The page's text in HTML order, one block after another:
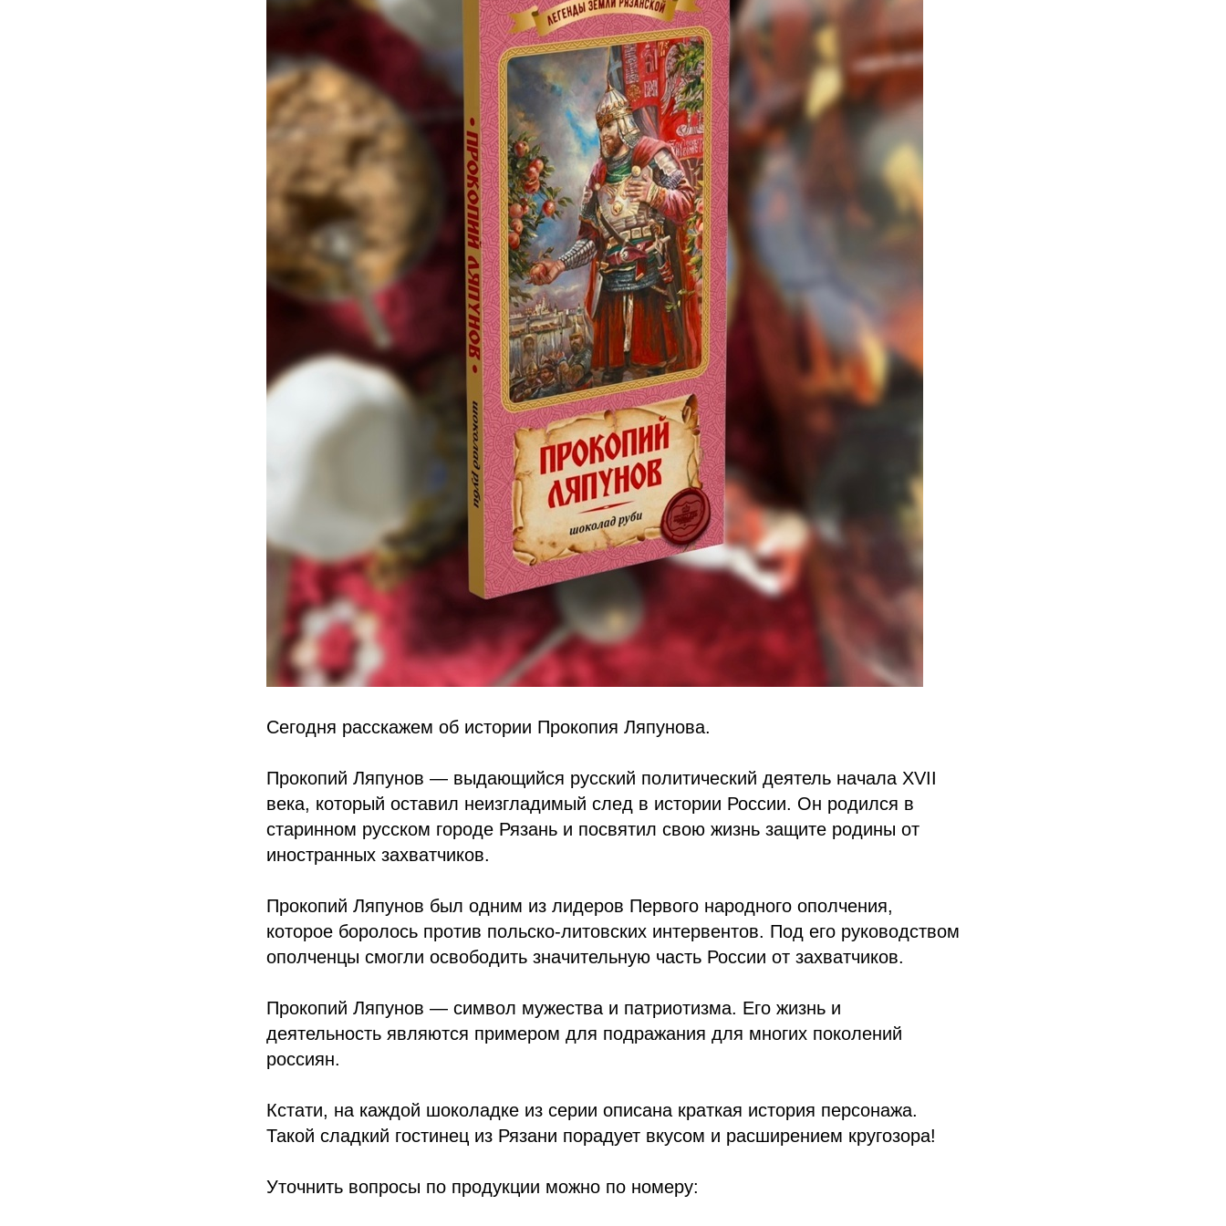
Сегодня расскажем об истории Прокопия Ляпунова.
Прокопий Ляпунов — выдающийся русский политический деятель начала XVII
века, который оставил неизгладимый след в истории России. Он родился в
старинном русском городе Рязань и посвятил свою жизнь защите родины от
иностранных захватчиков.
Прокопий Ляпунов был одним из лидеров Первого народного ополчения,
которое боролось против польско-литовских интервентов. Под его руководством
ополченцы смогли освободить значительную часть России от захватчиков.
Прокопий Ляпунов — символ мужества и патриотизма. Его жизнь и
деятельность являются примером для подражания для многих поколений
россиян.
Кстати, на каждой шоколадке из серии описана краткая история персонажа.
Такой сладкий гостинец из Рязани порадует вкусом и расширением кругозора!
Уточнить вопросы по продукции можно по номеру: